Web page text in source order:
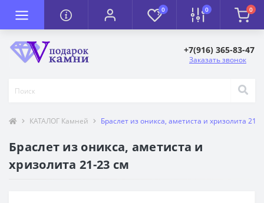
0 0 0
+7(916) 365-83-47
Заказать звонок
КАТАЛОГ Камней Браслет из оникса, аметиста и хризолита 21-
Браслет из оникса, аметиста и
хризолита 21-23 см